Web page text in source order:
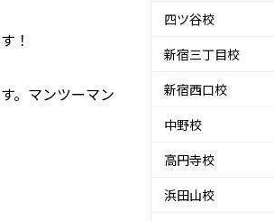
！
。マンツーマン
四ツ谷校
新宿三丁目校
新宿西口校
中野校
高円寺校
浜田山校